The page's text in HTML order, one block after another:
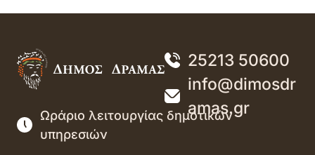
25213 50600
info@dimosdr
amas.gr
Ωράριο λειτουργίας δημοτικών
υπηρεσιών